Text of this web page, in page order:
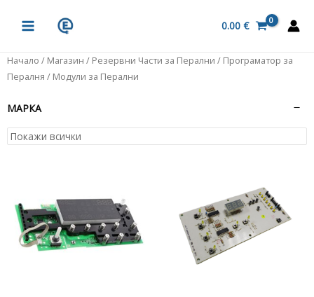
MENU
0.00 €
Начало / Магазин / Резервни Части за Перални / Програматор за
Пералня / Модули за Перални
МАРКА